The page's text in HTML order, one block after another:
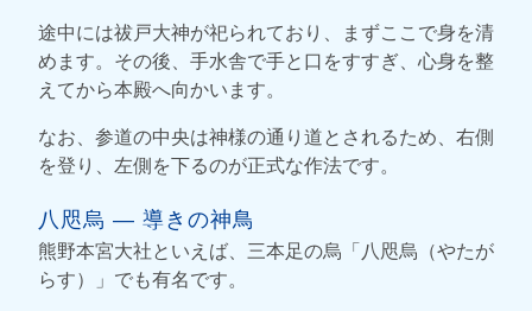
途中には祓戸大神が祀られており、まずここで身を清
めます。その後、手水舎で手と口をすすぎ、心身を整
えてから本殿へ向かいます。
なお、参道の中央は神様の通り道とされるため、右側
を登り、左側を下るのが正式な作法です。
八咫烏 ― 導きの神鳥
熊野本宮大社といえば、三本足の烏「八咫烏（やたが
らす）」でも有名です。